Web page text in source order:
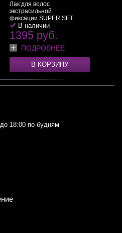
Лак для волос
экстрасильной
фиксации SUPER SET.
По... >>
В наличии
1395 руб.
ПОДРОБНЕЕ
В КОРЗИНУ
18:00 по будням